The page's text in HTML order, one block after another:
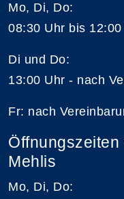
Mo, Di, Do:
08:30 Uhr bis 12:00
Di und Do:
13:00 Uhr - nach
Fr: nach
Mehlis
Mo, Di, Do: